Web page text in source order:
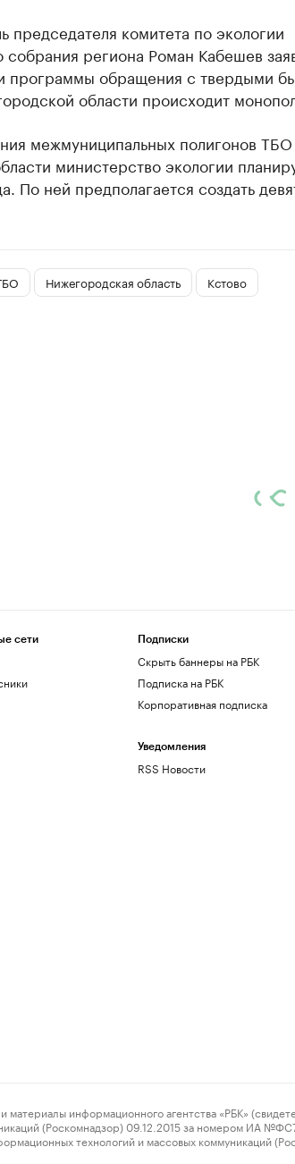
председателя комитета по экологии
собрания региона Роман Кабешев
программы обращения с твердыми
области происходит
межмуниципальных полигонов ТБО
министерство экологии
По ней предполагается создать
Нижегородская область Кстово
сети Подписки
Скрыть баннеры на РБК
Подписка на РБК
Корпоративная подписка
Уведомления
RSS Новости
информационного агентства «РБК»
(Роскомнадзор) 09.12.2015 за номером ИА
технологий и массовых коммуникаций